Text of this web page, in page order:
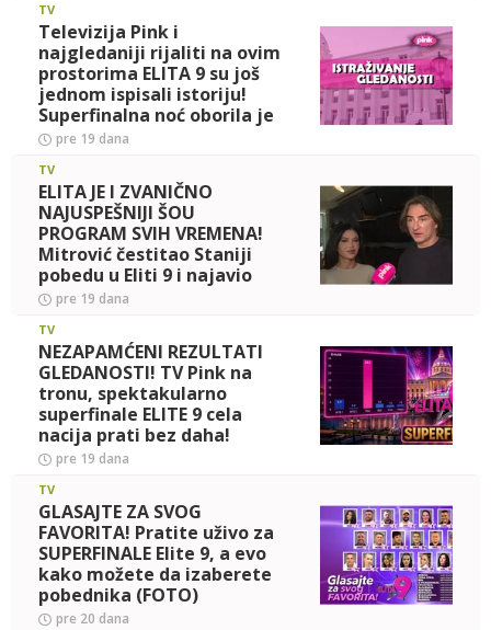
TV
Televizija Pink i
najgledaniji rijaliti na ovim
prostorima ELITA 9 su još
jednom ispisali istoriju!
Superfinalna noć oborila je
sve rekorde gledanosti
pre 19 dana
TV
ELITA JE I ZVANIČNO
NAJUSPEŠNIJI ŠOU
PROGRAM SVIH VREMENA!
Mitrović čestitao Staniji
pobedu u Eliti 9 i najavio
NAJSPEKTAKULARNIJU
pre 19 dana
TV
NEZAPAMĆENI REZULTATI
GLEDANOSTI! TV Pink na
tronu, spektakularno
superfinale ELITE 9 cela
nacija prati bez daha!
(FOTO)
pre 19 dana
TV
GLASAJTE ZA SVOG
FAVORITA! Pratite uživo za
SUPERFINALE Elite 9, a evo
kako možete da izaberete
pobednika (FOTO)
pre 20 dana